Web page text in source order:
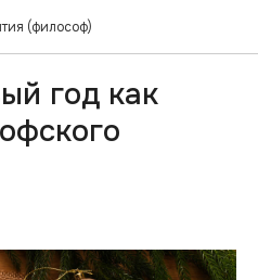
(философ)
год как